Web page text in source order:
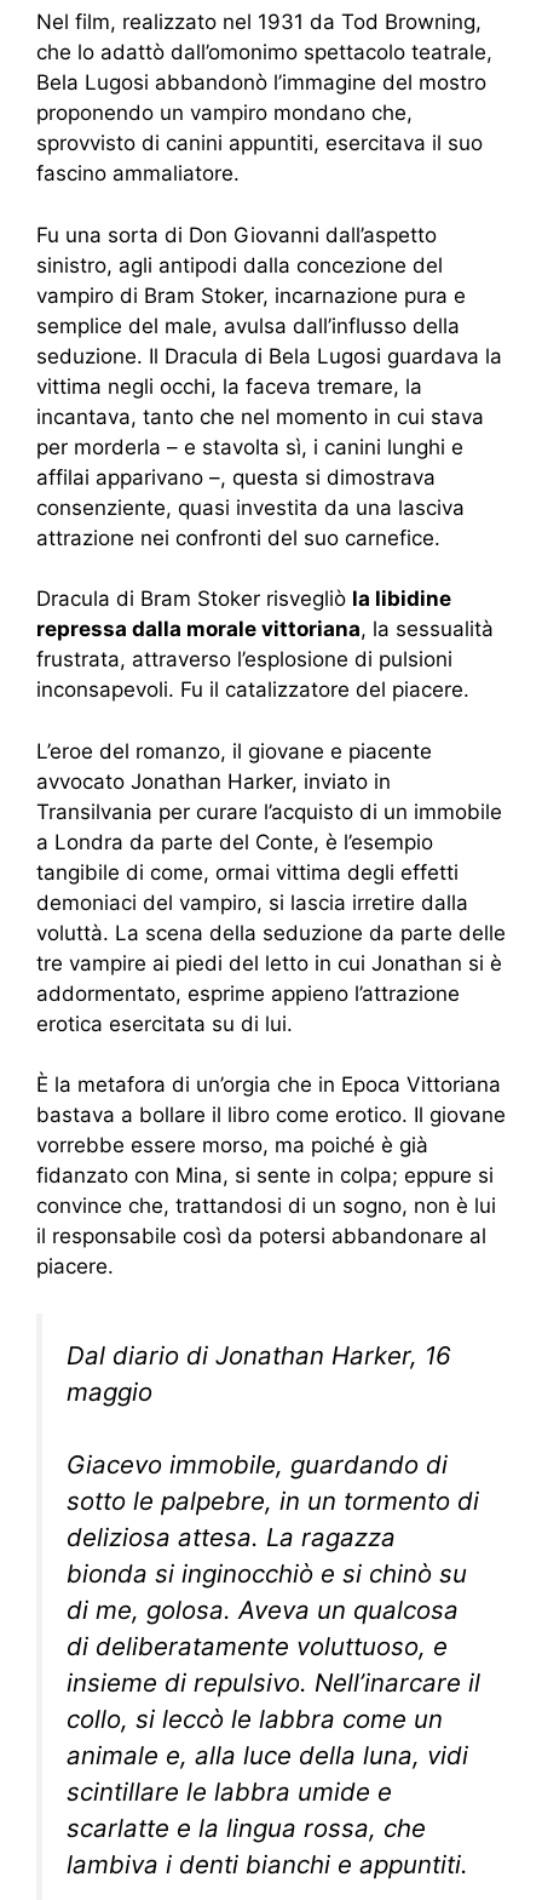
Nel film, realizzato nel 1931 da Tod Browning,
che lo adattò dall’omonimo spettacolo teatrale,
Bela Lugosi abbandonò l’immagine del mostro
proponendo un vampiro mondano che,
sprovvisto di canini appuntiti, esercitava il suo
fascino ammaliatore.
Fu una sorta di Don Giovanni dall’aspetto
sinistro, agli antipodi dalla concezione del
vampiro di Bram Stoker, incarnazione pura e
semplice del male, avulsa dall’influsso della
seduzione. Il Dracula di Bela Lugosi guardava la
vittima negli occhi, la faceva tremare, la
incantava, tanto che nel momento in cui stava
per morderla – e stavolta sì, i canini lunghi e
affilai apparivano –, questa si dimostrava
consenziente, quasi investita da una lasciva
attrazione nei confronti del suo carnefice.
Dracula di Bram Stoker risvegliò la libidine
repressa dalla morale vittoriana, la sessualità
frustrata, attraverso l’esplosione di pulsioni
inconsapevoli. Fu il catalizzatore del piacere.
L’eroe del romanzo, il giovane e piacente
avvocato Jonathan Harker, inviato in
Transilvania per curare l’acquisto di un immobile
a Londra da parte del Conte, è l’esempio
tangibile di come, ormai vittima degli effetti
demoniaci del vampiro, si lascia irretire dalla
voluttà. La scena della seduzione da parte delle
tre vampire ai piedi del letto in cui Jonathan si è
addormentato, esprime appieno l’attrazione
erotica esercitata su di lui.
È la metafora di un’orgia che in Epoca Vittoriana
bastava a bollare il libro come erotico. Il giovane
vorrebbe essere morso, ma poiché è già
fidanzato con Mina, si sente in colpa; eppure si
convince che, trattandosi di un sogno, non è lui
il responsabile così da potersi abbandonare al
piacere.
Dal diario di Jonathan Harker, 16
maggio
Giacevo immobile, guardando di
sotto le palpebre, in un tormento di
deliziosa attesa. La ragazza
bionda si inginocchiò e si chinò su
di me, golosa. Aveva un qualcosa
di deliberatamente voluttuoso, e
insieme di repulsivo. Nell’inarcare il
collo, si leccò le labbra come un
animale e, alla luce della luna, vidi
scintillare le labbra umide e
scarlatte e la lingua rossa, che
lambiva i denti bianchi e appuntiti.